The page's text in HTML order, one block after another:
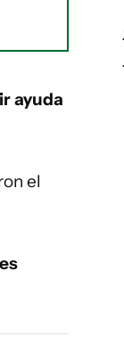
ayuda
el